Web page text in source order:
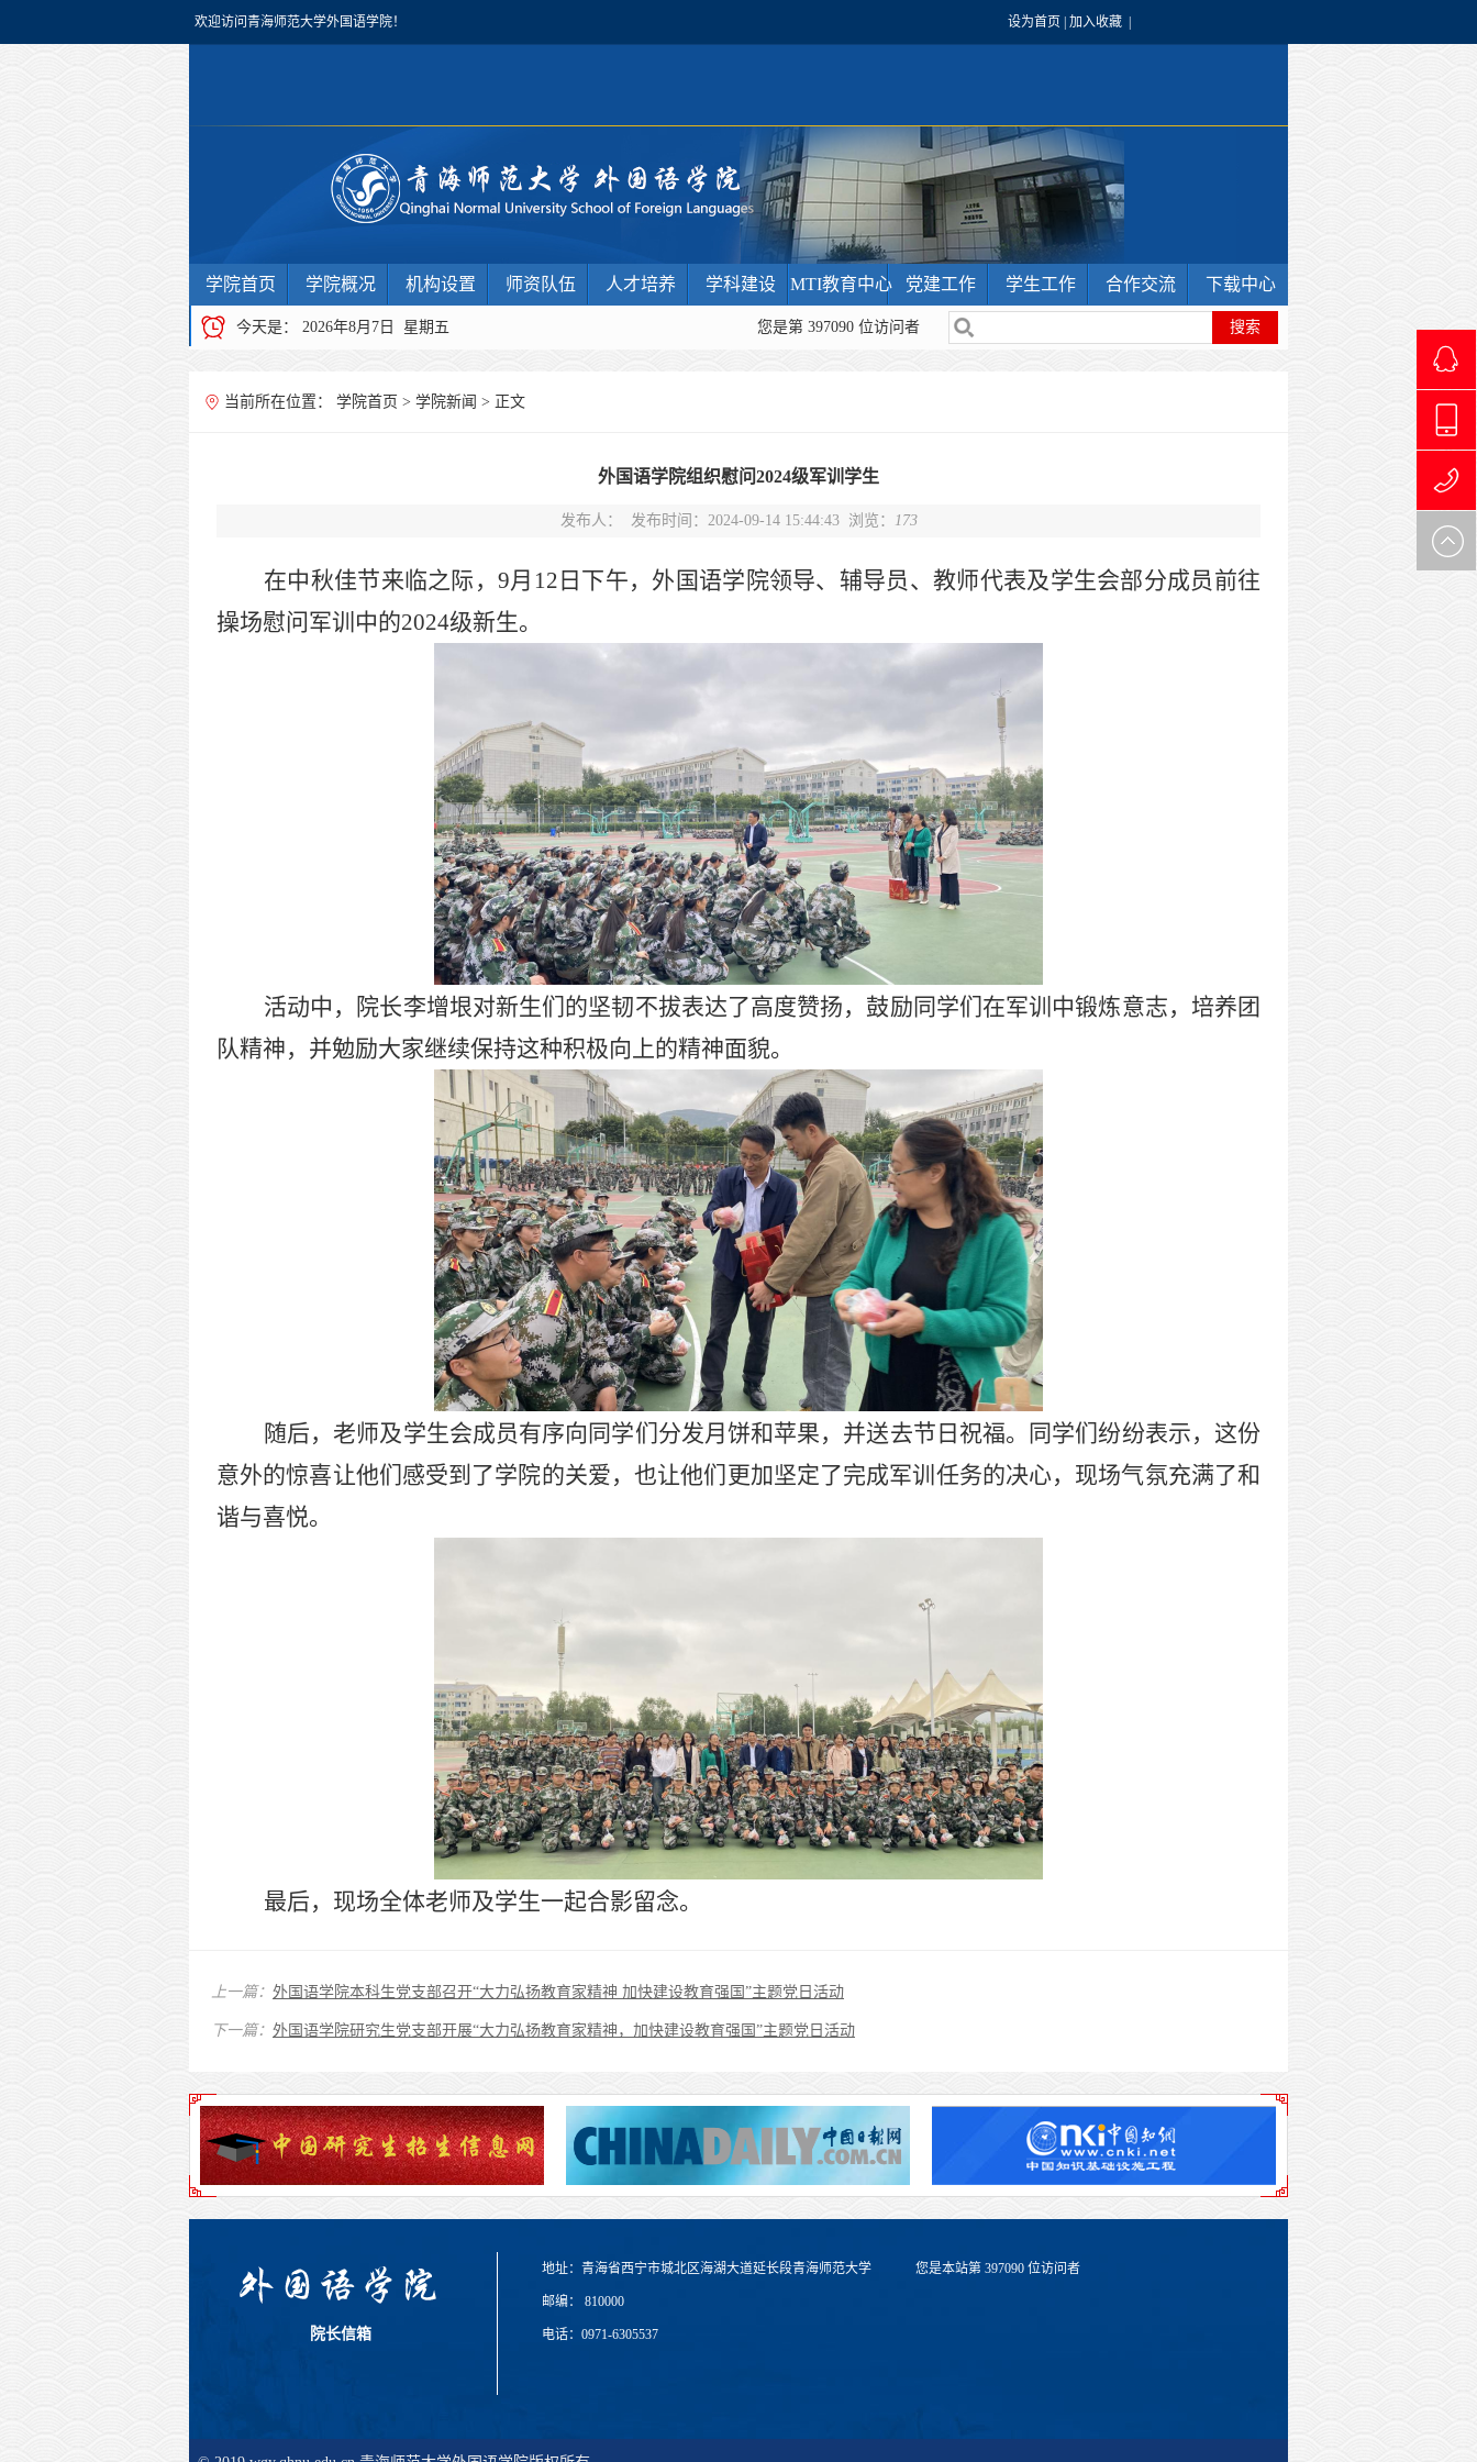
欢迎访问青海师范大学外国语学院！ 设为首页 加入收藏
学院首页 学院概况 机构设置 师资队伍 人才培养 学科建设 MTI教育中心 党建工作 学生工作 合作交流 下载中心
今天是： 2026年8月7日 星期五 您是第 397090 位访问者
当前所在位置： 学院首页 > 学院新闻 > 正文
外国语学院组织慰问2024级军训学生
发布人： 发布时间：2024-09-14 15:44:43 浏览： 173
在中秋佳节来临之际，9月 12 日下午，外国语学院领导、辅导员、教师代表及学生会部分成员前往
操场慰问军训中的2024级新生。
活动中，院长李增垠对新生们的坚韧不拔表达了高度赞扬，鼓励同学们在军训中锻炼意志，培养团
队精神，并勉励大家继续保持这种积极向上的精神面貌。
随后，老师及学生会成员有序向同学们分发月饼和苹果，并送去节日祝福。同学们纷纷表示，这份
意外的惊喜让他们感受到了学院的关爱，也让他们更加坚定了完成军训任务的决心，现场气氛充满了和
谐与喜悦。
最后，现场全体老师及学生一起合影留念。
上一篇： 外国语学院本科生党支部召开“大力弘扬教育家精神 加快建设教育强国”主题党日活动
下一篇： 外国语学院研究生党支部开展“大力弘扬教育家精神，加快建设教育强国”主题党日活动
0971-
院长信箱
地址：青海省西宁市城北区海湖大道延长段青海师范大学
邮编： 810000
电话：0971-6305537
您是本站第 397090 位访问者